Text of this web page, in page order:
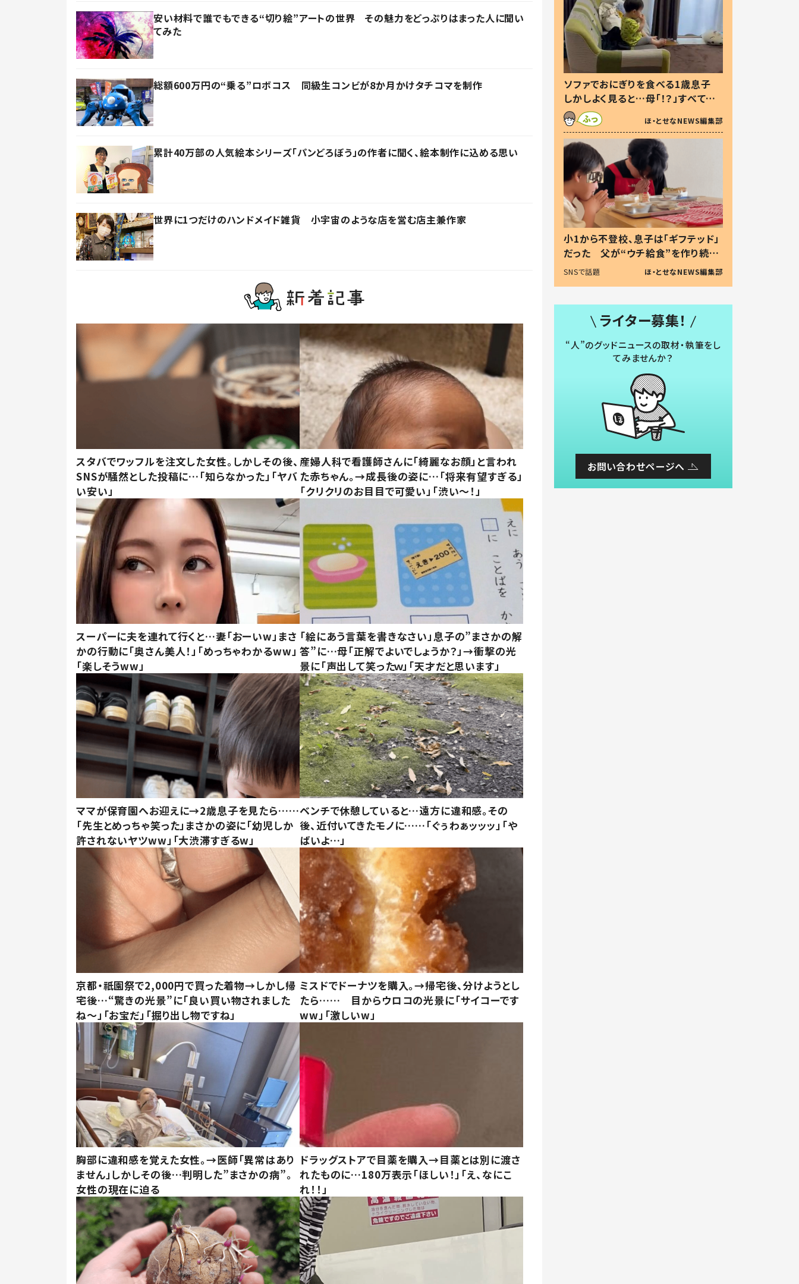
安い材料で誰でもできる“切り絵”アートの世界 その魅力をどっぷりはまった人に聞い
てみた
総額600万円の“乗る”ロボコス 同級生コンビが8か月かけタチコマを制作
累計40万部の人気絵本シリーズ「パンどろぼう」の作者に聞く、絵本制作に込める思い
世界に1つだけのハンドメイド雑貨 小宇宙のような店を営む店主兼作家
スタバでワッフルを注文した女性。しかしその後、
SNSが騒然とした投稿に…「知らなかった」「ヤバ
い安い」
産婦人科で看護師さんに「綺麗なお顔」と言われ
た赤ちゃん。→成長後の姿に…「将来有望すぎる」
「クリクリのお目目で可愛い」「渋い～！」
スーパーに夫を連れて行くと…妻「おーいw」まさ
かの行動に「奥さん美人！」「めっちゃわかるww」
「楽しそうww」
「絵にあう言葉を書きなさい」息子の”まさかの解
答”に…母「正解でよいでしょうか？」→衝撃の光
景に「声出して笑ったｗ」「天才だと思います」
ママが保育園へお迎えに→2歳息子を見たら……
「先生とめっちゃ笑った」まさかの姿に「幼児しか
許されないヤツww」「大渋滞すぎるw」
ベンチで休憩していると…遠方に違和感。その
後、近付いてきたモノに……「ぐぅわぁッッッ」「や
ばいよ…」
京都・祇園祭で2,000円で買った着物→しかし帰
宅後…“驚きの光景”に「良い買い物されました
ね～」「お宝だ」「掘り出し物ですね」
ミスドでドーナツを購入。→帰宅後、分けようとし
たら…… 目からウロコの光景に「サイコーです
ww」「激しいw」
胸部に違和感を覚えた女性。→医師「異常はあり
ません」しかしその後…判明した”まさかの病”。
女性の現在に迫る
ドラッグストアで目薬を購入→目薬とは別に渡さ
れたものに…180万表示「ほしい！」「え、なにこ
れ！！」
ソファでおにぎりを食べる1歳息子
しかしよく見ると…母「！？」すべてを
察した母の投稿に「可愛いから許
す！」「現行犯〜」
ほ・とせなNEWS編集部
小1から不登校、息子は「ギフテッド」
だった 父が“ウチ給食”を作り続け
る理由とは #令和の親 #令和の子
SNSで話題 ほ・とせなNEWS編集部
ライター募集！
“人”のグッドニュースの取材・執筆をし
てみませんか？
お問い合わせページへ